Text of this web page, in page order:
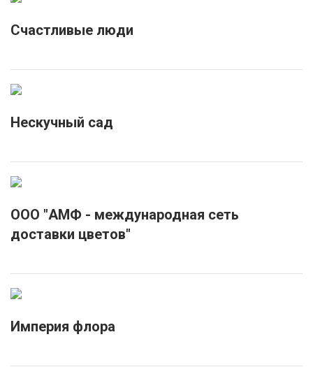
Счастливые люди
Нескучный сад
ООО "АМФ - международная сеть
доставки цветов"
Империя флора